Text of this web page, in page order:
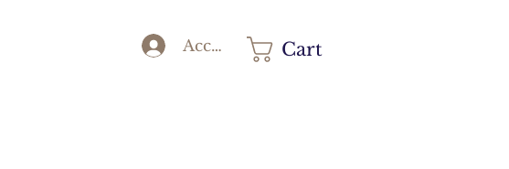
Accedi Cart